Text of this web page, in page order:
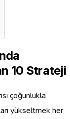
10 Strateji
çoğunlukla
yükseltmek her